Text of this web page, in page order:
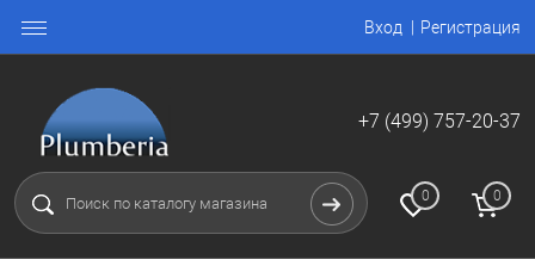
Вход Регистрация
+7 (499) 757-20-37
0 0